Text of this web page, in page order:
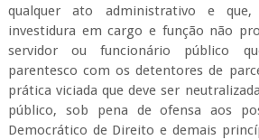
qualquer ato administrativo e
investidura em cargo e função não
servidor ou funcionário público
parentesco com os detentores de
prática viciada que deve ser
público, sob pena de ofensa aos
Democrático de Direito e demais